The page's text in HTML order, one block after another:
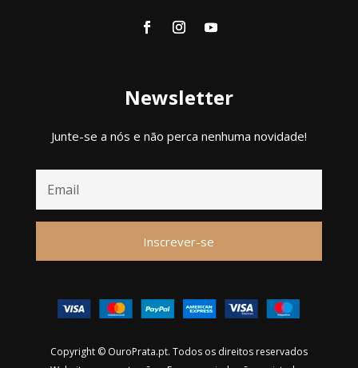
Newsletter
Junte-se a nós e não perca nenhuma novidade!
Inscrever-se
Copyright © OuroPrata.pt. Todos os direitos reservados